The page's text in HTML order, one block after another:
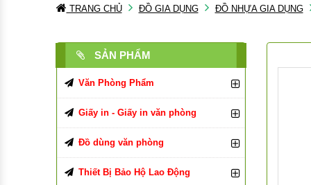
TRANG CHỦ ĐỒ GIA DỤNG ĐỒ NHỰA GIA DỤNG
SẢN PHẨM
Văn Phòng Phẩm
Bút Viết Các Loại
Bút Bi
Bút Chì, Ruột Chì
Bìa Đựng Hồ Sơ
Bìa Màu
Tập, Vở, Sổ
Giấy in - Giấy in văn phòng
Giấy In, Giấy Photocopy
Giấy in Double A
Giấy văn phòng
Đồ dùng văn phòng
Đồ Dùng Văn Phòng Phẩm
Thiết Bị Bảo Hộ Lao Động